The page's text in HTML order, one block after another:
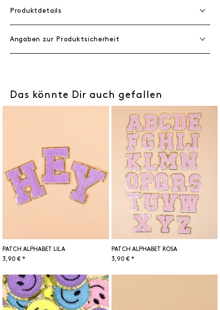
Produktdetails
Angaben zur Produktsicherheit
Das könnte Dir auch gefallen
PATCH ALPHABET LILA
3,90 € *
PATCH ALPHABET ROSA
3,90 € *